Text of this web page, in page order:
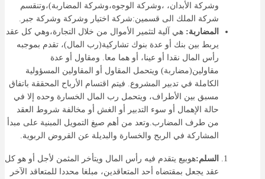
وشركة الأبدان، ،وشركة الوجوه،وشركة المضاربة)،وتنقسم
شركة الملك الى قسمين:شركة اختيار وشركة وشركة جبر.
المضاربة: هي آلية لتثمير الأموال من خلال التجارة،وهي كل عقد
يربط بين بنك أو عدة بنوك تشاركية(رب المال)، تقدم بموجبه
رأس المال نقدا أو عينا، أو هما معا. ومقاول أو عدة
مقاولين(مضاربة) ويتحمل المقاول أو المقاولين المسؤولية
الكاملة في تدبير المشروع. فيتم اقتسام الأرباح المحققة باتفاق
مسبق بين الأطراف، ويتحمل رب المال الخسارة وحده إلا في
حالة الإهمال أو سوء التدبير أو الغش أو مخالفة شروط العقد
من طرف المضارب.وتعد من أهم صيغ التمويل المبنية على مبدأ
المشاركة في الربح والخسارة والبديلة عن القروض الربوية.
السلم:هوبيع يتقدم فيه رأس المال ويتأخر المثمن لأجل أو هو كل
عقد يجعل بمقتضاه أحد المتعاقدين، مبلغا محددا للمتعاقد الآخر